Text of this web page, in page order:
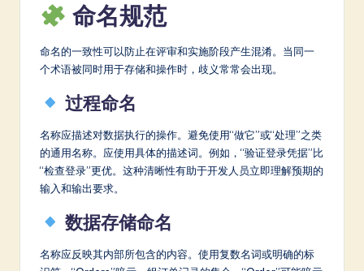
命名规范
命名的一致性可以防止在评审和实施阶段产生混淆。当同一
个术语被同时用于存储和操作时，歧义常常会出现。
过程命名
名称应描述对数据执行的操作。避免使用“做它”或“处理”之类
的通用名称。应使用具体的描述词。例如，“验证登录凭据”比
“检查登录”更优。这种清晰性有助于开发人员立即理解预期的
输入和输出要求。
数据存储命名
名称应反映其内部所包含的内容。使用复数名词或明确的标